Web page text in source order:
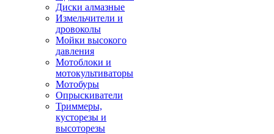
Диски алмазные
Измельчители и
дровоколы
Мойки высокого
давления
Мотоблоки и
мотокультиваторы
Мотобуры
Опрыскиватели
Триммеры,
кусторезы и
высоторезы